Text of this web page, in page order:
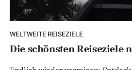
WELTWEITE REISEZIELE
Die schönsten Reiseziele